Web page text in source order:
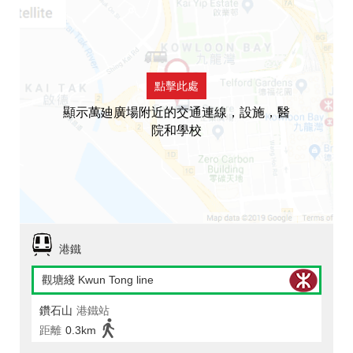
點擊此處
顯示萬廸廣場附近的交通連線，設施，醫
院和學校
港鐵
觀塘綫 Kwun Tong line
鑽石山 港鐵站
距離 0.3km